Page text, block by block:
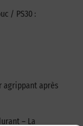
/ PS30 :
agrippant après
– La